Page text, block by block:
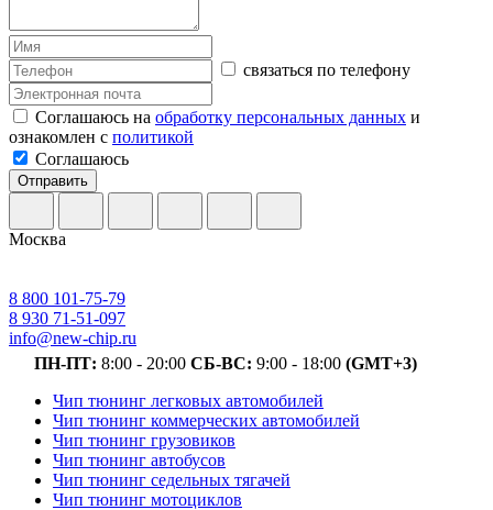
связаться по телефону
Соглашаюсь на обработку персональных данных и
ознакомлен с политикой
Соглашаюсь
Отправить
Москва
8 800 101-75-79
8 930 71-51-097
info@new-chip.ru
ПН-ПТ: 8:00 - 20:00 СБ-ВС: 9:00 - 18:00 (GMT+3)
Чип тюнинг легковых автомобилей
Чип тюнинг коммерческих автомобилей
Чип тюнинг грузовиков
Чип тюнинг автобусов
Чип тюнинг седельных тягачей
Чип тюнинг мотоциклов